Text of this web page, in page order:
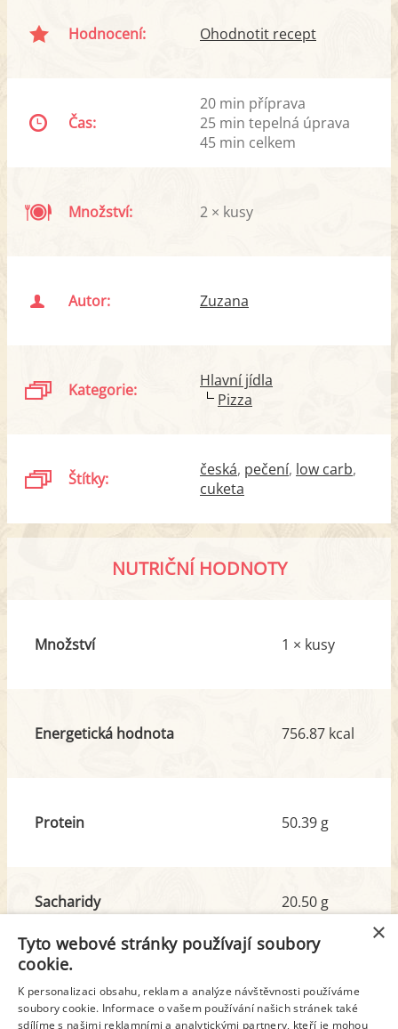
Hodnocení: Ohodnotit recept
Čas:
20 min příprava
25 min tepelná úprava
45 min celkem
Množství: 2 × kusy
Autor: Zuzana
Kategorie:
Hlavní jídla
Pizza
Štítky: česká pečení low carb
cuketa
NUTRIČNÍ HODNOTY
Množství 1 × kusy
Energetická hodnota 756.87 kcal
Protein 50.39 g
Sacharidy
20.50 g
Tuk
z toho nas. mastné kyseliny
52.57 g
30.89 g
×
Tyto webové stránky používají soubory
cookie.
K personalizaci obsahu, reklam a analýze návštěvnosti používáme
soubory cookie. Informace o vašem používání našich stránek také
sdílíme s našimi reklamními a analytickými partnery, kteří je mohou